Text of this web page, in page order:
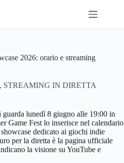
2026: orario e streaming
, STREAMING IN DIRETTA
guarda lunedì 8 giugno alle 19:00 in
Game Fest lo inserisce nel calendario
dedicato ai giochi indie
per la diretta è la pagina ufficiale
la visione su YouTube e